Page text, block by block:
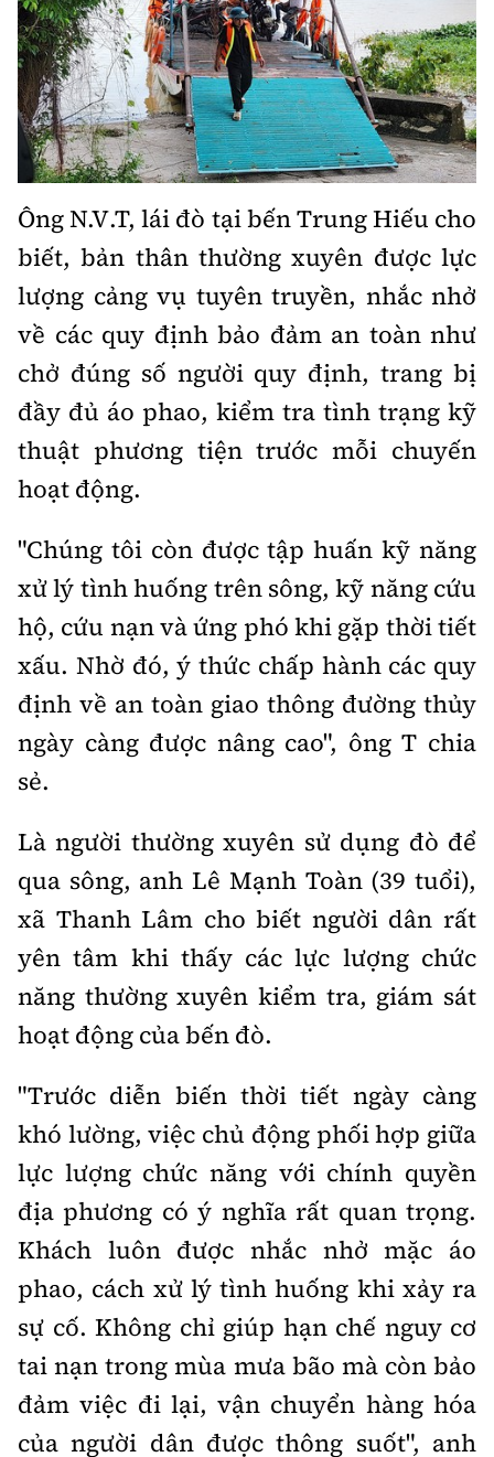
Ông N.V.T, lái đò tại bến Trung Hiếu cho
biết, bản thân thường xuyên được lực
lượng cảng vụ tuyên truyền, nhắc nhở
về các quy định bảo đảm an toàn như
chở đúng số người quy định, trang bị
đầy đủ áo phao, kiểm tra tình trạng kỹ
thuật phương tiện trước mỗi chuyến
hoạt động.
"Chúng tôi còn được tập huấn kỹ năng
xử lý tình huống trên sông, kỹ năng cứu
hộ, cứu nạn và ứng phó khi gặp thời tiết
xấu. Nhờ đó, ý thức chấp hành các quy
định về an toàn giao thông đường thủy
ngày càng được nâng cao", ông T chia
sẻ.
Là người thường xuyên sử dụng đò để
qua sông, anh Lê Mạnh Toàn (39 tuổi),
xã Thanh Lâm cho biết người dân rất
yên tâm khi thấy các lực lượng chức
năng thường xuyên kiểm tra, giám sát
hoạt động của bến đò.
"Trước diễn biến thời tiết ngày càng
khó lường, việc chủ động phối hợp giữa
lực lượng chức năng với chính quyền
địa phương có ý nghĩa rất quan trọng.
Khách luôn được nhắc nhở mặc áo
phao, cách xử lý tình huống khi xảy ra
sự cố. Không chỉ giúp hạn chế nguy cơ
tai nạn trong mùa mưa bão mà còn bảo
đảm việc đi lại, vận chuyển hàng hóa
của người dân được thông suốt", anh